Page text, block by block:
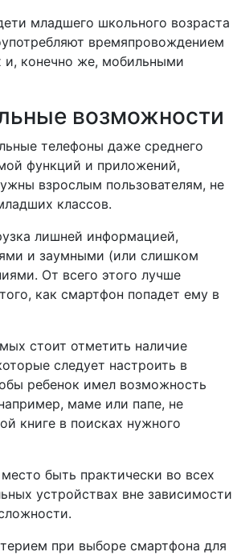
младшего школьного возраста
времяпровождением
и, конечно же, мобильными
возможности
телефоны даже среднего
функций и приложений,
взрослым пользователям, не
классов.
лишней информацией,
и заумными (или слишком
От всего этого лучше
как смартфон попадет ему в
стоит отметить наличие
следует настроить в
ребенок имел возможность
маме или папе, не
книге в поисках нужного
быть практически во всех
устройствах вне зависимости
при выборе смартфона для